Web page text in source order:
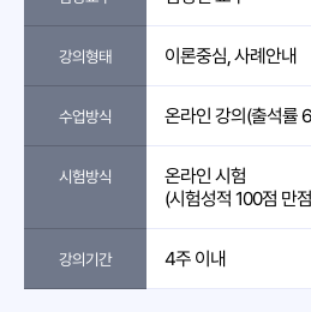
강의형태 이론중심, 사례안내
수업방식 온라인 강의(출석률
시험방식
온라인 시험
(시험성적 100점 만
강의기간 4주 이내